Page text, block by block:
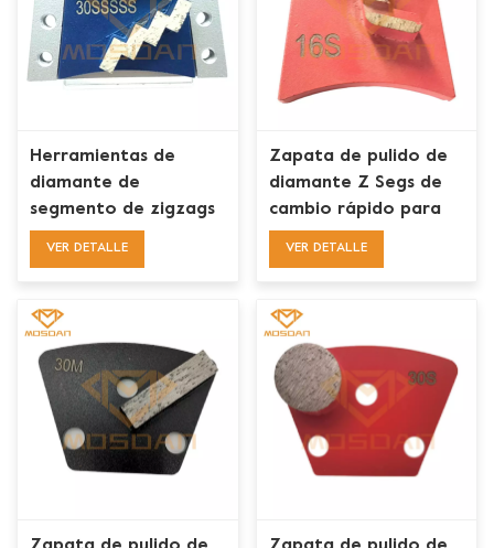
Herramientas de
diamante de
segmento de zigzags
dobles de enlace de
VER DETALLE
Zapata de pulido de
diamante Z Segs de
cambio rápido para
piso de pulido
VER DETALLE